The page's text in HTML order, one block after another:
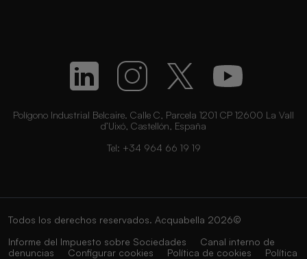
Polígono Industrial Belcaire. Calle C, Parcela 1201 CP 12600 La Vall
d’Uixó, Castellón, España
Tel: +34 964 66 19 19
Todos los derechos reservados. Acquabella 2026©
Informe del Impuesto sobre Sociedades
Canal interno de
denuncias
Configurar cookies Política de cookies
Política